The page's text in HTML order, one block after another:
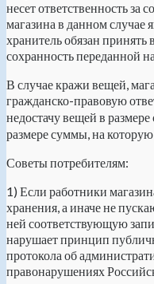
несет ответственность
магазина в данном случае
хранитель обязан
сохранность переданной
В случае кражи вещей,
гражданско-правовую
недостачу вещей в
размере суммы, на
Советы потребителям:
1) Если работники
хранения, а иначе не
ней соответствующую
нарушает принцип
протокола об
правонарушениях